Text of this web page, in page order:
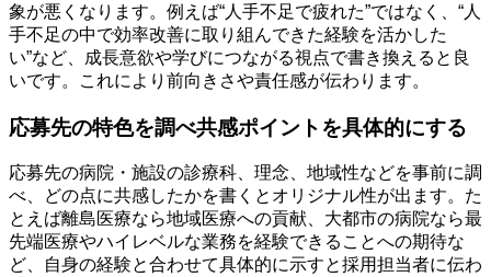
象が悪くなります。例えば“人手不足で疲れた”ではなく、“人
手不足の中で効率改善に取り組んできた経験を活かした
い”など、成長意欲や学びにつながる視点で書き換えると良
いです。これにより前向きさや責任感が伝わります。
応募先の特色を調べ共感ポイントを具体的にする
応募先の病院・施設の診療科、理念、地域性などを事前に調
べ、どの点に共感したかを書くとオリジナル性が出ます。た
とえば離島医療なら地域医療への貢献、大都市の病院なら最
先端医療やハイレベルな業務を経験できることへの期待な
ど、自身の経験と合わせて具体的に示すと採用担当者に伝わ